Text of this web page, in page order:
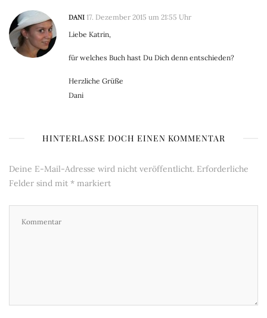
DANI 17. Dezember 2015 um 21:55 Uhr
Liebe Katrin,
für welches Buch hast Du Dich denn entschieden?
Herzliche Grüße
Dani
HINTERLASSE DOCH EINEN KOMMENTAR
Deine E-Mail-Adresse wird nicht veröffentlicht. Erforderliche
Felder sind mit * markiert